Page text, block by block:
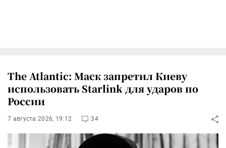
The Atlantic: Маск запретил Киеву
использовать Starlink для ударов по
России
7 августа 2026, 19:12 34